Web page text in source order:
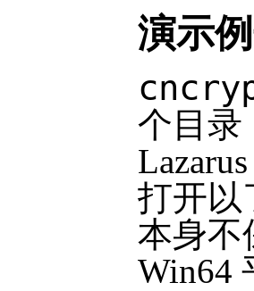
演示
个目录
打开以
本身不
Win64